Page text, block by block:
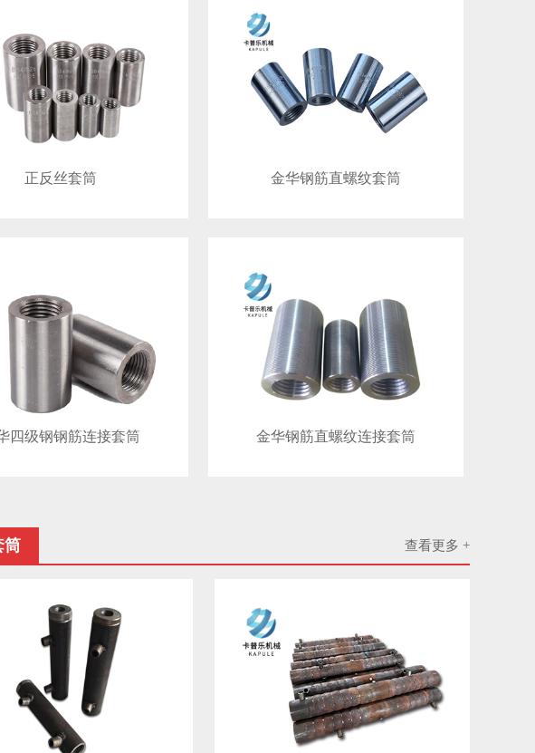
正反丝套筒 金华钢筋直螺纹套筒
四级钢钢筋连接套筒 金华钢筋直螺纹连接套筒
查看更多 +
筒